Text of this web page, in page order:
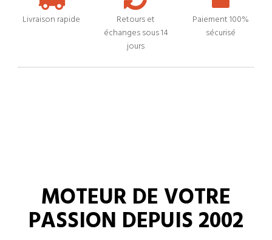
Livraison rapide
Retours et
échanges sous 14
jours
Paiement 100%
sécurisé
MOTEUR DE VOTRE
PASSION DEPUIS 2002